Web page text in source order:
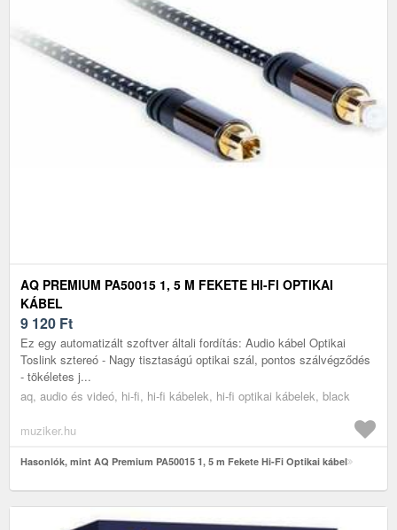
AQ PREMIUM PA50015 1, 5 M FEKETE HI-FI OPTIKAI
KÁBEL
9 120 Ft
Ez egy automatizált szoftver általi fordítás: Audio kábel Optikai
Toslink sztereó - Nagy tisztaságú optikai szál, pontos szálvégződés
- tökéletes j...
aq, audio és videó, hi-fi, hi-fi kábelek, hi-fi optikai kábelek, black
muziker.hu
Hasonlók, mint AQ Premium PA50015 1, 5 m Fekete Hi-Fi Optikai kábel